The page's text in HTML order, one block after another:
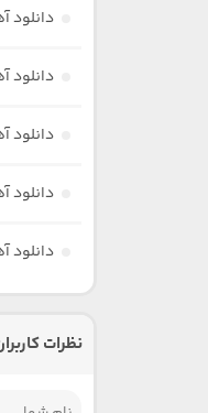
دانلود
دانلود
دانلود
دانلود
نظرات